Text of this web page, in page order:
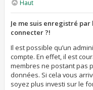
Haut
Je me suis enregistré par
connecter ?!
Il est possible qu’un
compte. En effet, il est
membres ne postant pas
données. Si cela vous
soyez plus investi sur le